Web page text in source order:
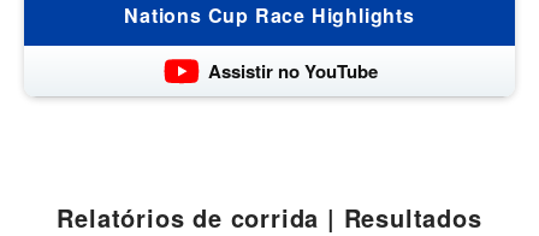
Nations Cup Race Highlights
Assistir no YouTube
Relatórios de corrida | Resultados